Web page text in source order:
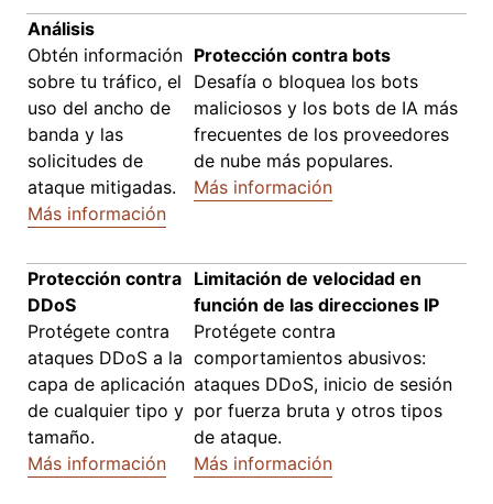
Análisis
Obtén información
sobre tu tráfico, el
uso del ancho de
banda y las
solicitudes de
ataque mitigadas.
Más información
Protección contra bots
Desafía o bloquea los bots
maliciosos y los bots de IA más
frecuentes de los proveedores
de nube más populares.
Más información
Protección contra
DDoS
Protégete contra
ataques DDoS a la
capa de aplicación
de cualquier tipo y
tamaño.
Más información
Limitación de velocidad en
función de las direcciones IP
Protégete contra
comportamientos abusivos:
ataques DDoS, inicio de sesión
por fuerza bruta y otros tipos
de ataque.
Más información